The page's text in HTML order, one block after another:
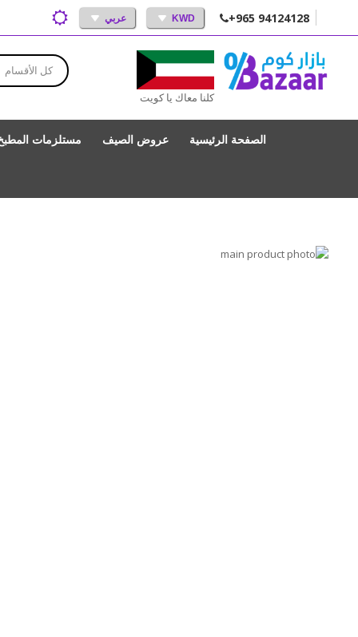
+965 94124128
KWD عربي
كلنا معاك يا كويت
كل الأقسام
الصفحة الرئيسية عروض الصيف مستلزمات
انتقل